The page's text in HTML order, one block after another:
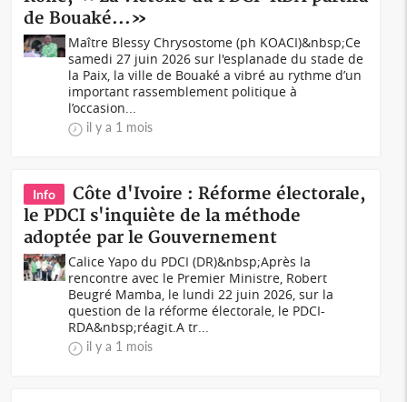
de Bouaké...»
Maître Blessy Chrysostome (ph KOACI)&nbsp;Ce
samedi 27 juin 2026 sur l'esplanade du stade de
la Paix, la ville de Bouaké a vibré au rythme d’un
important rassemblement politique à
l’occasion...
il y a 1 mois
Info
Côte d'Ivoire : Réforme électorale,
le PDCI s'inquiète de la méthode
adoptée par le Gouvernement
Calice Yapo du PDCI (DR)&nbsp;Après la
rencontre avec le Premier Ministre, Robert
Beugré Mamba, le lundi 22 juin 2026, sur la
question de la réforme électorale, le PDCI-
RDA&nbsp;réagit.A tr...
il y a 1 mois